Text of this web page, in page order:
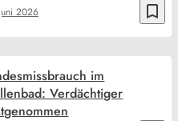
bookmark_border
2026
im
Verdächtiger